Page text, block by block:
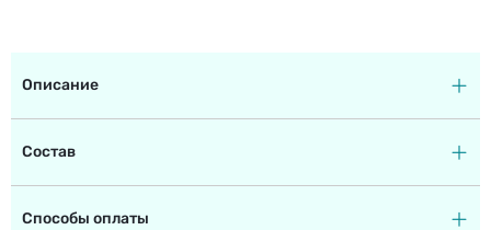
Описание
Состав
Способы оплаты